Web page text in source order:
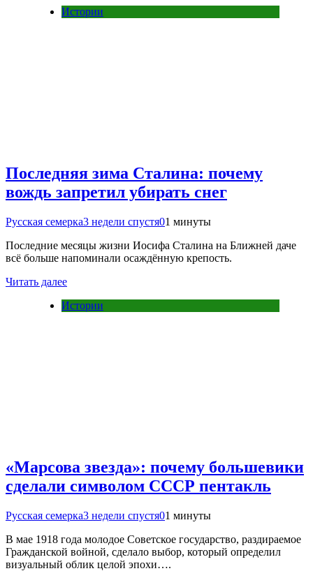
Истории
Последняя зима Сталина: почему
вождь запретил убирать снег
Русская семерка3 недели спустя01 минуты
Последние месяцы жизни Иосифа Сталина на Ближней даче
всё больше напоминали осаждённую крепость.
Читать далее
Истории
«Марсова звезда»: почему большевики
сделали символом СССР пентакль
Русская семерка3 недели спустя01 минуты
В мае 1918 года молодое Советское государство, раздираемое
Гражданской войной, сделало выбор, который определил
визуальный облик целой эпохи….